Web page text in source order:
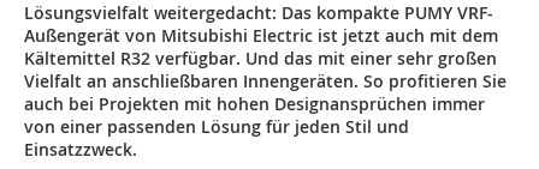
Lösungsvielfalt weitergedacht: Das kompakte PUMY VRF-
Außengerät von Mitsubishi Electric ist jetzt auch mit dem
Kältemittel R32 verfügbar. Und das mit einer sehr großen
Vielfalt an anschließbaren Innengeräten. So profitieren Sie
auch bei Projekten mit hohen Designansprüchen immer
von einer passenden Lösung für jeden Stil und
Einsatzzweck.